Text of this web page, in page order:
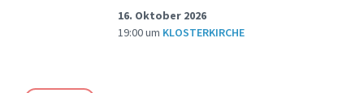
16. Oktober 2026
19:00um KLOSTERKIRCHE